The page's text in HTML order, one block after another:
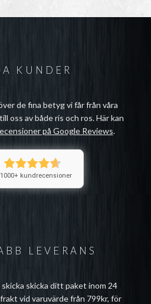
LEVERANS
skicka ditt paket inom 24
vid varuvärde från 799kr, för
KUNDER
de fina betyg vi får från våra
oss av både ris och ros. Här kan
på Google Reviews.
kundrecensioner